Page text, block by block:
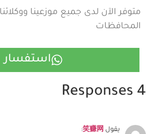
متوفر الآن لدى جميع موزعينا
المحافظات
استفسار
4 Responses
يقول 笑赚网
: